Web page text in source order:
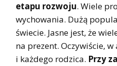
etapu rozwoju. Wiele
wychowania. Dużą
świecie. Jasne jest, że
na prezent. Oczywiście,
i każdego rodzica. Przy